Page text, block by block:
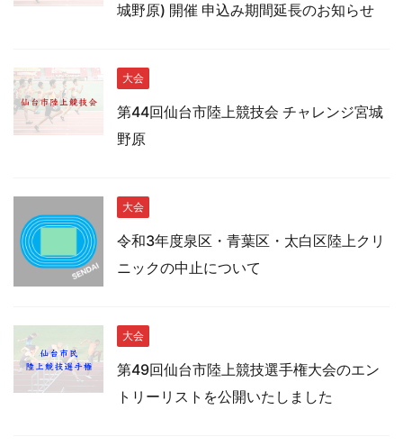
城野原) 開催 申込み期間延長のお知らせ
大会
第44回仙台市陸上競技会 チャレンジ宮城
野原
大会
令和3年度泉区・青葉区・太白区陸上クリ
ニックの中止について
大会
第49回仙台市陸上競技選手権大会のエン
トリーリストを公開いたしました